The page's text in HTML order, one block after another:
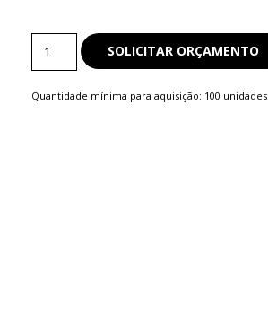
Vinho
SOLICITAR ORÇAMENTO
Quantidade mínima para aquisição: 100 unidades